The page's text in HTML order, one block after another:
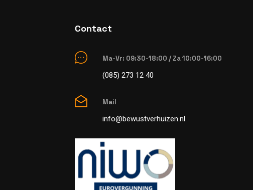
Contact
Ma-Vr: 09:30-18:00 / Za 10:00-16:00
(085) 273 12 40
Mail
info@bewustverhuizen.nl